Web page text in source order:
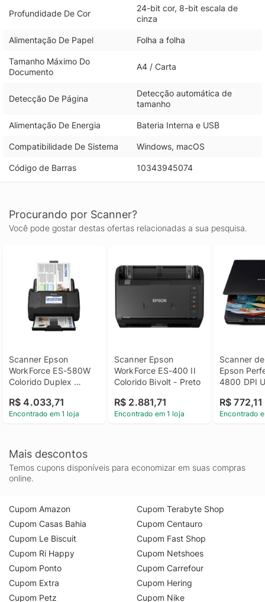
Profundidade De Cor
24-bit cor, 8-bit escala de
cinza
Alimentação De Papel Folha a folha
Tamanho Máximo Do
Documento
A4 / Carta
Detecção De Página
Detecção automática de
tamanho
Alimentação De Energia Bateria Interna e USB
Compatibilidade De Sistema Windows, macOS
Código de Barras 10343945074
Procurando por Scanner?
Você pode gostar destas ofertas relacionadas a sua pesquisa.
Scanner Epson
WorkForce ES-580W
Colorido Duplex
Bivolt - Preto
R$ 4.033,71
Encontrado em 1 loja
Scanner Epson
WorkForce ES-400 II
Colorido Bivolt - Preto
R$ 2.881,71
Encontrado em 1 loja
Scanner
Epson
4800 DPI
R$ 772,11
Encontrado
Mais descontos
Temos cupons disponíveis para economizar em suas compras
online.
Cupom Amazon
Cupom Casas Bahia
Cupom Le Biscuit
Cupom Ri Happy
Cupom Ponto
Cupom Extra
Cupom Petz
Cupom Terabyte Shop
Cupom Centauro
Cupom Fast Shop
Cupom Netshoes
Cupom Carrefour
Cupom Hering
Cupom Nike